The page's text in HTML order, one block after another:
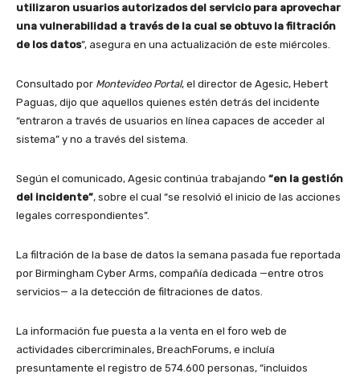
utilizaron usuarios autorizados del servicio para aprovechar
una vulnerabilidad a través de la cual se obtuvo la filtración
de los datos”, asegura en una actualización de este miércoles.
Consultado por Montevideo Portal, el director de Agesic, Hebert
Paguas, dijo que aquellos quienes estén detrás del incidente
“entraron a través de usuarios en línea capaces de acceder al
sistema” y no a través del sistema.
Según el comunicado, Agesic continúa trabajando “en la gestión
del incidente”, sobre el cual “se resolvió el inicio de las acciones
legales correspondientes”.
La filtración de la base de datos la semana pasada fue reportada
por Birmingham Cyber Arms, compañía dedicada —entre otros
servicios— a la detección de filtraciones de datos.
La información fue puesta a la venta en el foro web de
actividades cibercriminales, BreachForums, e incluía
presuntamente el registro de 574.600 personas, “incluidos